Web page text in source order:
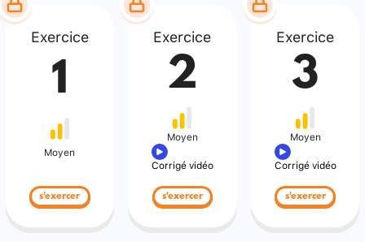
Exercice
1
Moyen
s'exercer
Exercice
2
Moyen
Corrigé vidéo
s'exercer
Exercice
3
Moyen
Corrigé vidéo
s'exercer